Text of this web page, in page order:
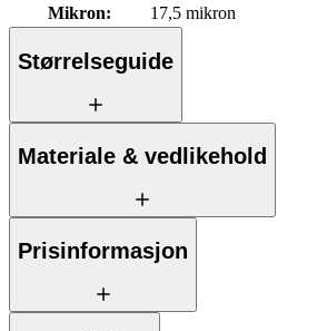
Mikron: 17,5 mikron
Størrelseguide
Materiale & vedlikehold
Prisinformasjon